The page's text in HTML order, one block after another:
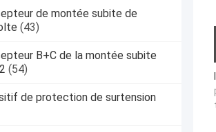
de montée subite de
(43)
B+C de la montée subite
(54)
de protection de surtension